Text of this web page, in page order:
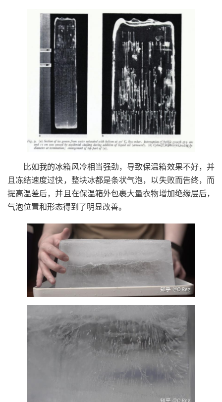
比如我的冰箱风冷相当强劲，导致保温箱效果不好，并
且冻结速度过快，整块冰都是条状气泡，以失败而告终，而
提高温差后，并且在保温箱外包裹大量衣物增加绝缘层后，
气泡位置和形态得到了明显改善。